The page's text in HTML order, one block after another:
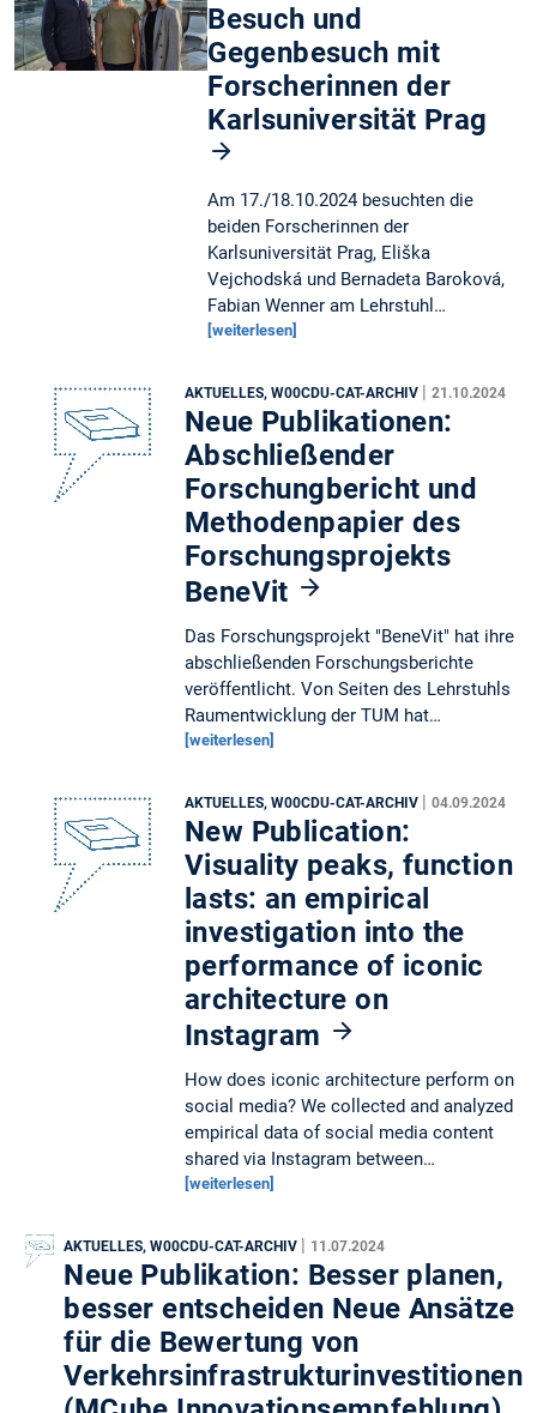
Besuch und
Gegenbesuch mit
Forscherinnen der
Karlsuniversität Prag
Am 17./18.10.2024 besuchten die
beiden Forscherinnen der
Karlsuniversität Prag, Eliška
Vejchodská und Bernadeta Baroková,
Fabian Wenner am Lehrstuhl…
[weiterlesen]
AKTUELLES, W00CDU-CAT-ARCHIV | 21.10.2024
Neue Publikationen:
Abschließender
Forschungbericht und
Methodenpapier des
Forschungsprojekts
BeneVit
Das Forschungsprojekt "BeneVit" hat ihre
abschließenden Forschungsberichte
veröffentlicht. Von Seiten des Lehrstuhls
Raumentwicklung der TUM hat…
[weiterlesen]
AKTUELLES, W00CDU-CAT-ARCHIV | 04.09.2024
New Publication:
Visuality peaks, function
lasts: an empirical
investigation into the
performance of iconic
architecture on
Instagram
How does iconic architecture perform on
social media? We collected and analyzed
empirical data of social media content
shared via Instagram between…
[weiterlesen]
AKTUELLES, W00CDU-CAT-ARCHIV | 11.07.2024
Neue Publikation: Besser planen,
besser entscheiden Neue Ansätze
für die Bewertung von
Verkehrsinfrastrukturinvestitionen